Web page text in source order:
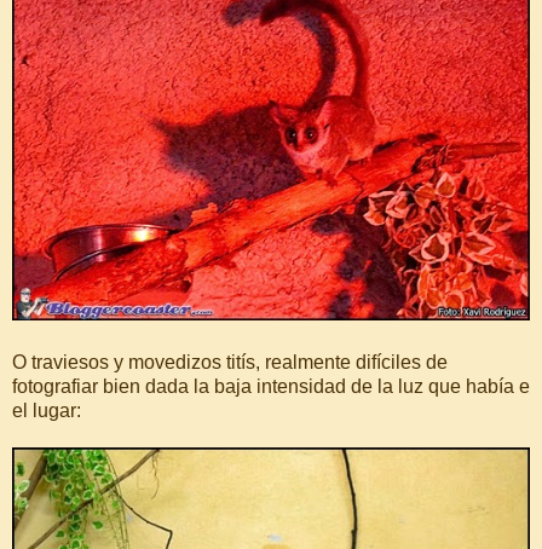
O traviesos y movedizos titís, realmente difíciles de
fotografiar bien dada la baja intensidad de la luz que había e
el lugar: